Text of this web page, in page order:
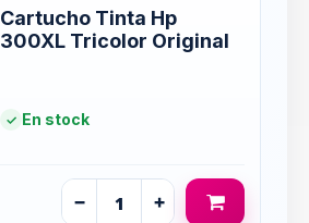
Cartucho Tinta Hp
300XL Tricolor Original
En stock
− +